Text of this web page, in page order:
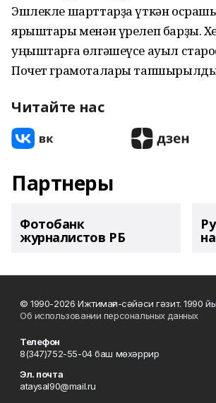
Эшлекле шарттарҙа үткән
ярыштары менән үрелеп барҙы.
уңыштарға өлгәшеүсе ауыл
Почет грамоталары
Читайте нас
Партнеры
Фотобанк
журналистов РБ
© 1990-2026 Ижтимағи-сәйәси гәзит. 1990
Об использовании персональных данных
Телефон
8(347)752-55-04 баш мөхәррир
Эл. почта
ataysal90@mail.ru